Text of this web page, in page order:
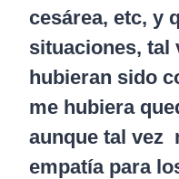
cesárea, etc, y
situaciones, tal
hubieran sido
me hubiera
aunque tal vez
empatía para